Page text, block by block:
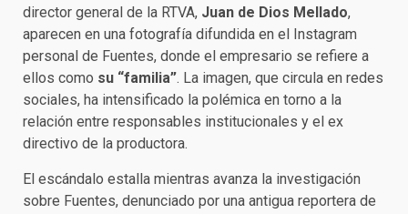
director general de la RTVA, Juan de Dios Mellado,
aparecen en una fotografía difundida en el Instagram
personal de Fuentes, donde el empresario se refiere a
ellos como su “familia”. La imagen, que circula en redes
sociales, ha intensificado la polémica en torno a la
relación entre responsables institucionales y el ex
directivo de la productora.
El escándalo estalla mientras avanza la investigación
sobre Fuentes, denunciado por una antigua reportera de